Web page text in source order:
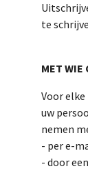
te
MET WIE
Voor
uw
nemen
- per e-
- door